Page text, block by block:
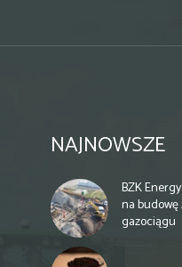
NAJNOWSZE
BZK
na
gazociągu